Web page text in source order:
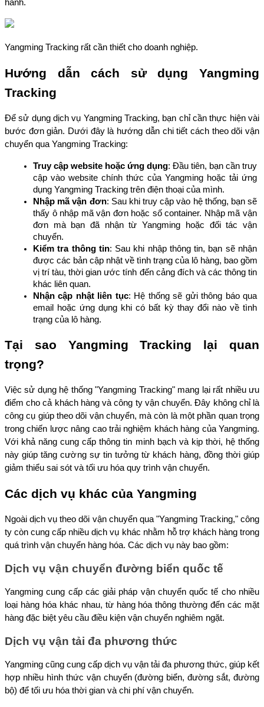
hành.
Yangming Tracking rất cần thiết cho doanh nghiệp.
Hướng dẫn cách sử dụng Yangming
Tracking
Để sử dụng dịch vụ Yangming Tracking, bạn chỉ cần thực hiện vài
bước đơn giản. Dưới đây là hướng dẫn chi tiết cách theo dõi vận
chuyển qua Yangming Tracking:
Truy cập website hoặc ứng dụng: Đầu tiên, bạn cần truy
cập vào website chính thức của Yangming hoặc tải ứng
dụng Yangming Tracking trên điện thoại của mình.
Nhập mã vận đơn: Sau khi truy cập vào hệ thống, bạn sẽ
thấy ô nhập mã vận đơn hoặc số container. Nhập mã vận
đơn mà bạn đã nhận từ Yangming hoặc đối tác vận
chuyển.
Kiểm tra thông tin: Sau khi nhập thông tin, bạn sẽ nhận
được các bản cập nhật về tình trạng của lô hàng, bao gồm
vị trí tàu, thời gian ước tính đến cảng đích và các thông tin
khác liên quan.
Nhận cập nhật liên tục: Hệ thống sẽ gửi thông báo qua
email hoặc ứng dụng khi có bất kỳ thay đổi nào về tình
trạng của lô hàng.
Tại sao Yangming Tracking lại quan
trọng?
Việc sử dụng hệ thống "Yangming Tracking" mang lại rất nhiều ưu
điểm cho cả khách hàng và công ty vận chuyển. Đây không chỉ là
công cụ giúp theo dõi vận chuyển, mà còn là một phần quan trọng
trong chiến lược nâng cao trải nghiệm khách hàng của Yangming.
Với khả năng cung cấp thông tin minh bạch và kịp thời, hệ thống
này giúp tăng cường sự tin tưởng từ khách hàng, đồng thời giúp
giảm thiểu sai sót và tối ưu hóa quy trình vận chuyển.
Các dịch vụ khác của Yangming
Ngoài dịch vụ theo dõi vận chuyển qua "Yangming Tracking," công
ty còn cung cấp nhiều dịch vụ khác nhằm hỗ trợ khách hàng trong
quá trình vận chuyển hàng hóa. Các dịch vụ này bao gồm:
Dịch vụ vận chuyển đường biển quốc tế
Yangming cung cấp các giải pháp vận chuyển quốc tế cho nhiều
loại hàng hóa khác nhau, từ hàng hóa thông thường đến các mặt
hàng đặc biệt yêu cầu điều kiện vận chuyển nghiêm ngặt.
Dịch vụ vận tải đa phương thức
Yangming cũng cung cấp dịch vụ vận tải đa phương thức, giúp kết
hợp nhiều hình thức vận chuyển (đường biển, đường sắt, đường
bộ) để tối ưu hóa thời gian và chi phí vận chuyển.